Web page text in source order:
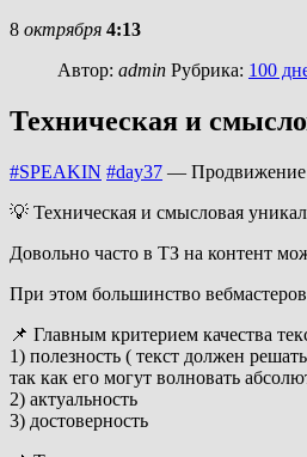
8 октрября 4:13
Автор: admin Рубрика: 100
Техническая и
#SPEAKIN #day37 — Продвижение
💡 Техническая и смысловая
Довольно часто в ТЗ на контент
При этом большинство
📌 Главным критерием качества
1) полезность ( текст должен
так как его могут волновать
2) актуальность
3) достоверность